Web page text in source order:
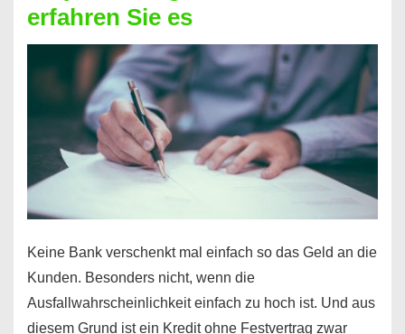
nicht
nur
für
Handy
möglich!
erfahren Sie es
Keine Bank verschenkt mal einfach so das Geld an die
Kunden. Besonders nicht, wenn die
Ausfallwahrscheinlichkeit einfach zu hoch ist. Und aus
diesem Grund ist ein Kredit ohne Festvertrag zwar